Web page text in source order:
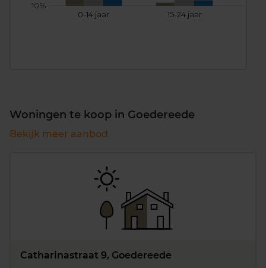
0-14 jaar 15-24 jaar
10%
Woningen te koop in Goedereede
Bekijk meer aanbod
Catharinastraat 9, Goedereede